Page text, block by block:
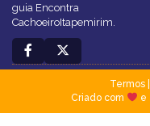
guia Encontra
CachoeiroItapemirim.
Termos|
Criado com
e